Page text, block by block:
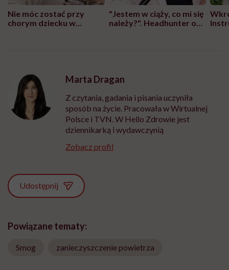
Nie móc zostać przy
chorym dziecku w
"Jestem w ciąży, co mi się
należy?". Headhunter o
Marta Dragan
Z czytania, gadania i pisania uczyniła
sposób na życie. Pracowała w Wirtualnej
Polsce i TVN. W Hello Zdrowie jest
dziennikarką i wydawczynią
Zobacz profil
Udostępnij
Powiązane tematy:
Smog zanieczyszczenie powietrza